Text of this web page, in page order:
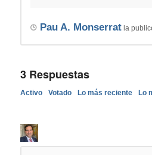
Pau A. Monserratla
3Respuestas
Activo Votado Lo más reciente Lo